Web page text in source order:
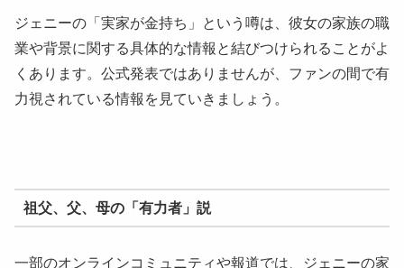
ジェニーの「実家が金持ち」という噂は、彼女の家族の職
業や背景に関する具体的な情報と結びつけられることがよ
くあります。公式発表ではありませんが、ファンの間で有
力視されている情報を見ていきましょう。
祖父、父、母の「有力者」説
一部のオンラインコミュニティや報道では、ジェニーの家